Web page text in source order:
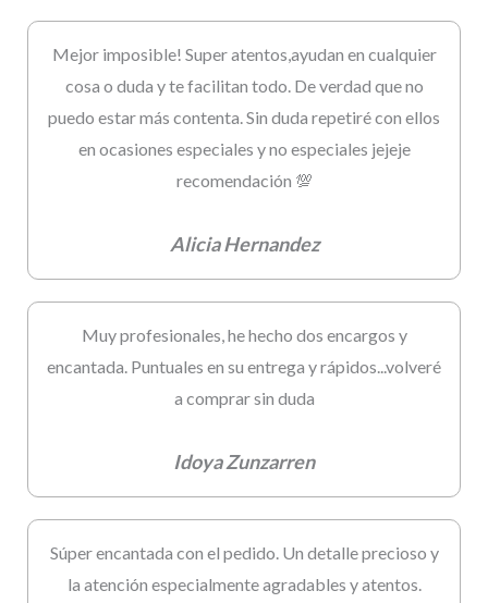
Mejor imposible! Super atentos,ayudan en cualquier
cosa o duda y te facilitan todo. De verdad que no
puedo estar más contenta. Sin duda repetiré con ellos
en ocasiones especiales y no especiales jejeje
recomendación 💯
Alicia Hernandez
Muy profesionales, he hecho dos encargos y
encantada. Puntuales en su entrega y rápidos...volveré
a comprar sin duda
Idoya Zunzarren
Súper encantada con el pedido. Un detalle precioso y
la atención especialmente agradables y atentos.